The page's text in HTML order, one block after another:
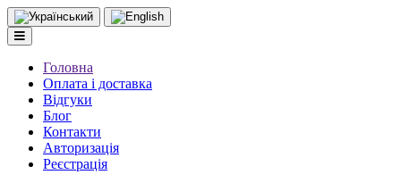
Головна
Оплата і доставка
Відгуки
Блог
Контакти
Авторизація
Реєстрація